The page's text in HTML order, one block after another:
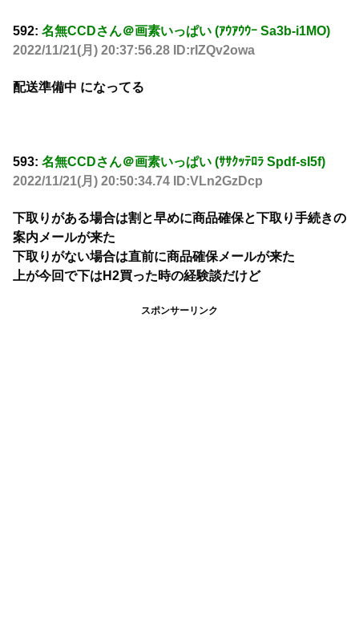
592: 名無CCDさん＠画素いっぱい (ｱｳｱｳｳｰ Sa3b-i1MO)
2022/11/21(月) 20:37:56.28 ID:rIZQv2owa
配送準備中 になってる
593: 名無CCDさん＠画素いっぱい (ｻｻｸｯﾃﾛﾗ Spdf-sI5f)
2022/11/21(月) 20:50:34.74 ID:VLn2GzDcp
下取りがある場合は割と早めに商品確保と下取り手続きの
案内メールが来た
下取りがない場合は直前に商品確保メールが来た
上が今回で下はH2買った時の経験談だけど
スポンサーリンク